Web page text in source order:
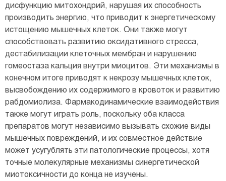
дисфункцию митохондрий, нарушая их способность
производить энергию, что приводит к энергетическому
истощению мышечных клеток. Они также могут
способствовать развитию оксидативного стресса,
дестабилизации клеточных мембран и нарушению
гомеостаза кальция внутри миоцитов. Эти механизмы в
конечном итоге приводят к некрозу мышечных клеток,
высвобождению их содержимого в кровоток и развитию
рабдомиолиза. Фармакодинамические взаимодействия
также могут играть роль, поскольку оба класса
препаратов могут независимо вызывать схожие виды
мышечных повреждений, и их совместное действие
может усугублять эти патологические процессы, хотя
точные молекулярные механизмы синергетической
миотоксичности до конца не изучены.